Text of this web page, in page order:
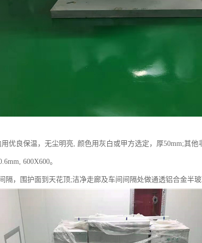
优良保温，无尘明亮, 颜色用灰白或甲方选定，厚50mm;其
600X600。
隔，围护面到天花顶;洁净走廊及车间间隔处做通透铝合金半